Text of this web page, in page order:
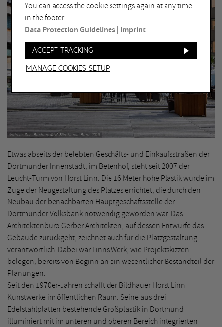
Andreas Ren, Bochum © VG Bild-Kunst, Bonn 2019
Etwas abseits der belebten Geschäfts- und Einkaufsstraßen der
Dortmunder Innenstadt, im Betenhof, steht seit 2007 der
Leucht-Turm von Horst Linn. Die 16 Meter hohe Plastik wurde im
Zuge der Neugestaltung des Platzes errichtet, die durch den
Neubau der benachbarten Hauptgeschäftsstelle der
Dortmunder Volksbank notwendig geworden war. Das
Architektenbüro Gerber Architekten, auf dessen Entwürfe das
Gebäude zurückgeht, zeichnet auch für die Platzgestaltung
verantwortlich. Dabei war Linns Werk, wie Projektskizzen
belegen, bereits von Beginn an ein wesentlicher Bestandteil der
Planungen.
Seit den 1970er-Jahren schafft der Bildhauer Horst Linn
Kunstwerke im öffentlichen Raum. Seine aus drei
Edelstahlplatten bestehende Großplastik in Dortmund
illuminiert mit im unteren und oberen Bereich integrierten
You can access the cookie settings again at any time
in the footer.
Data Protection Guidelines Imprint
Accept tracking
Manage Cookies setup